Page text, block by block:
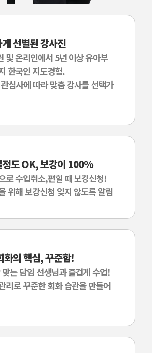
선별된 강사진
및 온리인에서 5년 이상 유아부
한국인 지도경험.
심사에 따라 맞춤 강사를 선택가
정도 OK, 보강이 100%
로 수업취소,편할 때 보강신청!
위해 보강신청 잊지 않도록 알림
화의 핵심, 꾸준함!
맞는 담임 선생님과 즐겁게 수업!
리로 꾸준한 회화 습관을 만들어